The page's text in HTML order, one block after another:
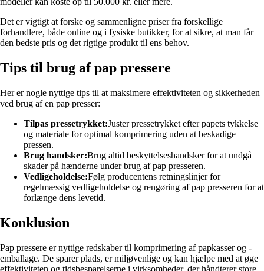
Det er vigtigt at forske og sammenligne priser fra forskellige
forhandlere, både online og i fysiske butikker, for at sikre, at man får
den bedste pris og det rigtige produkt til ens behov.
Tips til brug af pap pressere
Her er nogle nyttige tips til at maksimere effektiviteten og sikkerheden
ved brug af en pap presser:
Tilpas pressetrykket:Juster pressetrykket efter papets tykkelse
og materiale for optimal komprimering uden at beskadige
pressen.
Brug handsker:Brug altid beskyttelseshandsker for at undgå
skader på hænderne under brug af pap presseren.
Vedligeholdelse:Følg producentens retningslinjer for
regelmæssig vedligeholdelse og rengøring af pap presseren for at
forlænge dens levetid.
Konklusion
Pap pressere er nyttige redskaber til komprimering af papkasser og -
emballage. De sparer plads, er miljøvenlige og kan hjælpe med at øge
effektiviteten og tidsbesparelserne i virksomheder, der håndterer store